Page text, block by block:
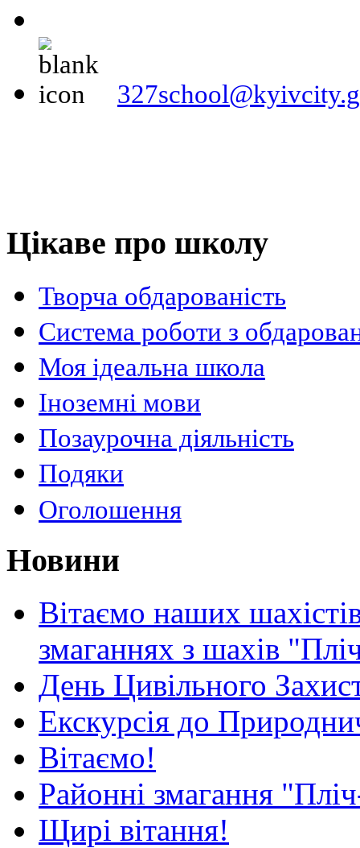
Цікаве про школу
Творча обдарованість
Система роботи з
Моя ідеальна школа
Іноземні мови
Позаурочна діяльність
Подяки
Оголошення
Новини
Вітаємо наших
змаганнях з шахів
День Цивільного
Екскурсія до
Вітаємо!
Районні змагання
Щирі вітання!